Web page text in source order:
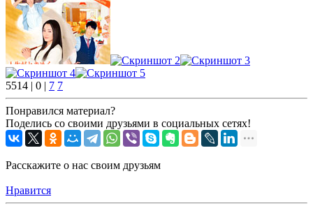
5514 | 0 | 7 7
Понравился материал?
Поделись со своими друзьями в социальных сетях!
Расскажите о нас своим друзьям
Нравится